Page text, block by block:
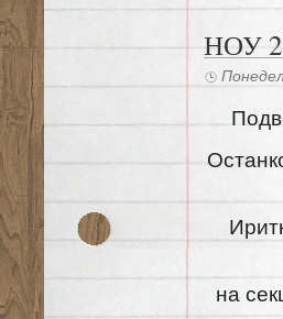
НОУ
на